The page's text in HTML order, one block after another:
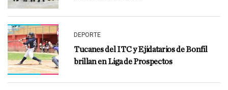
DEPORTE
Tucanes del ITC y Ejidatarios de Bonfil
brillan en Liga de Prospectos